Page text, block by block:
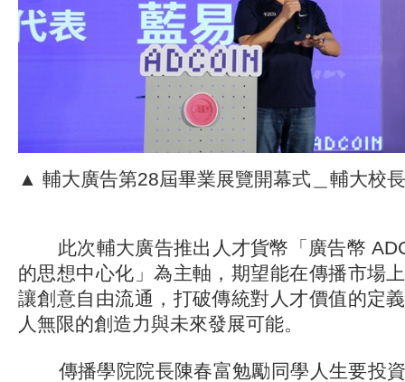
▲ 輔大廣告第28屆畢業展覽開幕式＿輔大校
此次輔大廣告推出人才貨幣「廣告幣
的思想中心化」為主軸，期望能在傳播市場
讓創意自由流通，打破傳統對人才價值的定
人無限的創造力與未來發展可能。
傳播學院院長陳春富勉勵同學人生要投資